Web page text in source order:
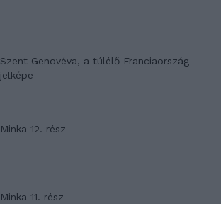
Szent Genovéva, a túlélő Franciaország
jelképe
Minka 12. rész
Minka 11. rész